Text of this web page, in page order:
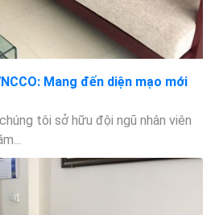
Mang đến diện mạo mới
tôi sở hữu đội ngũ nhân viên